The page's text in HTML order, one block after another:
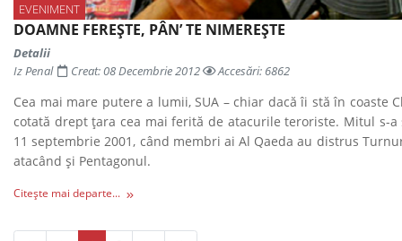
EVENIMENT
DOAMNE FEREŞTE, PÂN’ TE NIMEREŞTE
Detalii
Iz Penal
Creat: 08 Decembrie 2012 Accesări: 6862
Cea mai mare putere a lumii, SUA – chiar dacă îi stă în coaste
cotată drept ţara cea mai ferită de atacurile teroriste. Mitul s-
11 septembrie 2001, când membri ai Al Qaeda au distrus
atacând şi Pentagonul.
Citește mai departe...